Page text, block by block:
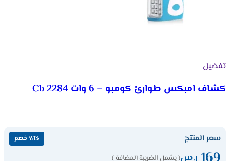
تفضيل
كشاف امبكس طوارئ كومبو – 6 وات Cb 2284
سعر المنتج ٪13 خصم
( يشمل الضريبة المضافة )